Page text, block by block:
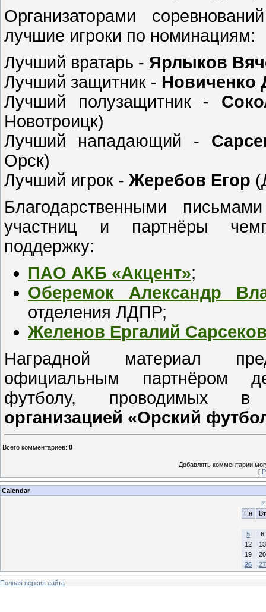
Организаторами
лучшие игроки по номинациям:
Лучший вратарь - Ярлыков
Лучший защитник - Новиченко
Лучший полузащитник -
Новотроицк)
Лучший нападающий -
Орск)
Лучший игрок - Жеребов Егор
Благодарственными
участниц и партнёры
поддержку:
ПАО АКБ «Акцент»;
Оберемок Александр
отделения ЛДПР;
Желенов Ергалий
Наградной материал
официальным партнёром
футболу,
организацией «Орский
Всего комментариев: 0
Добавлять комментарии
[
Calendar
«
Пн
Вт
5
6
12
13
19
20
26
27
Полная версия сайта